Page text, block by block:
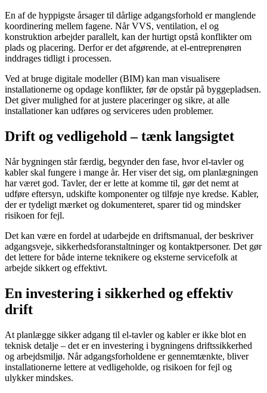
En af de hyppigste årsager til dårlige adgangsforhold er manglende
koordinering mellem fagene. Når VVS, ventilation, el og
konstruktion arbejder parallelt, kan der hurtigt opstå konflikter om
plads og placering. Derfor er det afgørende, at el-entreprenøren
inddrages tidligt i processen.
Ved at bruge digitale modeller (BIM) kan man visualisere
installationerne og opdage konflikter, før de opstår på byggepladsen.
Det giver mulighed for at justere placeringer og sikre, at alle
installationer kan udføres og serviceres uden problemer.
Drift og vedligehold – tænk langsigtet
Når bygningen står færdig, begynder den fase, hvor el-tavler og
kabler skal fungere i mange år. Her viser det sig, om planlægningen
har været god. Tavler, der er lette at komme til, gør det nemt at
udføre eftersyn, udskifte komponenter og tilføje nye kredse. Kabler,
der er tydeligt mærket og dokumenteret, sparer tid og mindsker
risikoen for fejl.
Det kan være en fordel at udarbejde en driftsmanual, der beskriver
adgangsveje, sikkerhedsforanstaltninger og kontaktpersoner. Det gør
det lettere for både interne teknikere og eksterne servicefolk at
arbejde sikkert og effektivt.
En investering i sikkerhed og effektiv
drift
At planlægge sikker adgang til el-tavler og kabler er ikke blot en
teknisk detalje – det er en investering i bygningens driftssikkerhed
og arbejdsmiljø. Når adgangsforholdene er gennemtænkte, bliver
installationerne lettere at vedligeholde, og risikoen for fejl og
ulykker mindskes.